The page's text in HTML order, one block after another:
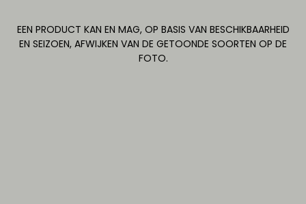
EEN PRODUCT KAN EN MAG, OP BASIS VAN BESCHIKBAARHEID
EN SEIZOEN, AFWIJKEN VAN DE GETOONDE SOORTEN OP DE
FOTO.